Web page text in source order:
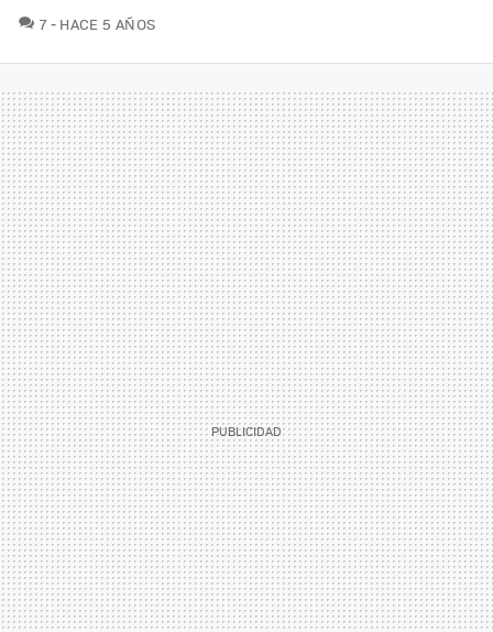
7COMENTARIOS
HACE 5 AÑOS